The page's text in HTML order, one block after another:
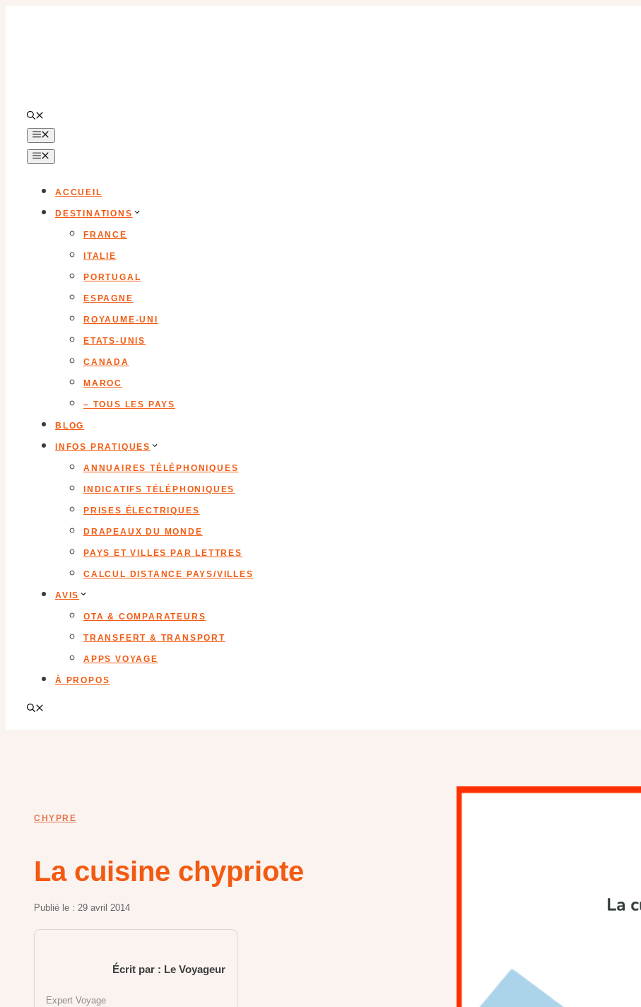
ACCUEIL
DESTINATIONS
FRANCE
ITALIE
PORTUGAL
ESPAGNE
ROYAUME-UNI
ETATS-UNIS
CANADA
MAROC
– TOUS LES PAYS
BLOG
INFOS PRATIQUES
ANNUAIRES TÉLÉPHONIQUES
INDICATIFS TÉLÉPHONIQUES
PRISES ÉLECTRIQUES
DRAPEAUX DU MONDE
PAYS ET VILLES PAR LETTRES
CALCUL DISTANCE PAYS/VILLES
AVIS
OTA & COMPARATEURS
TRANSFERT & TRANSPORT
APPS VOYAGE
À PROPOS
CHYPRE
La cuisine chypriote
Publié le : 29 avril 2014
Écrit par : Le Voyageur
Expert Voyage